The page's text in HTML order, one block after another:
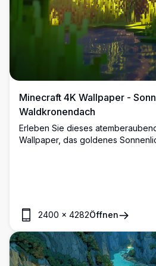
Minecraft 4K Wallpaper -
Waldkronendach
Erleben Sie dieses
Wallpaper, das goldenes
2400 × 4282Öffnen